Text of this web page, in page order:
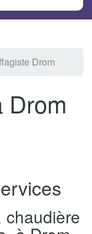
Drom
Drom
chaudière